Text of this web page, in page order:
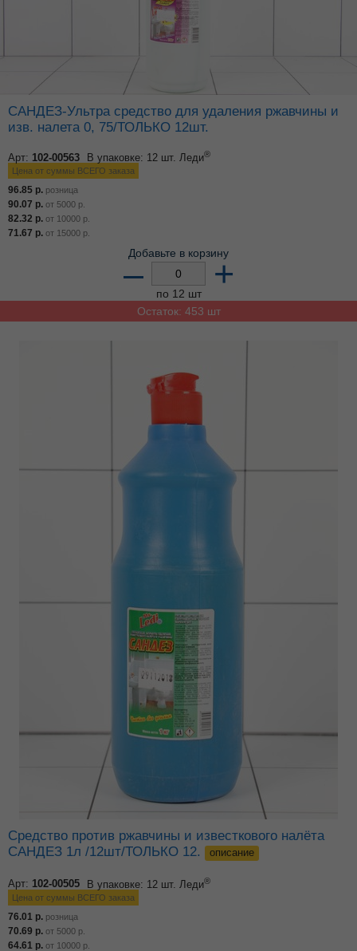
САНДЕЗ-Ультра средство для удаления ржавчины и
изв. налета 0, 75/ТОЛЬКО 12шт.
Арт: 102-00563 В упаковке: 12 шт. Леди®
Цена от суммы ВСЕГО заказа
96.85 р. розница
90.07 р. от 5000 р.
82.32 р. от 10000 р.
71.67 р. от 15000 р.
Добавьте в корзину
– +
по 12 шт
Остаток: 453 шт
Средство против ржавчины и известкового налёта
САНДЕЗ 1л /12шт/ТОЛЬКО 12.
описание
Арт: 102-00505 В упаковке: 12 шт. Леди®
Цена от суммы ВСЕГО заказа
76.01 р. розница
70.69 р. от 5000 р.
64.61 р. от 10000 р.